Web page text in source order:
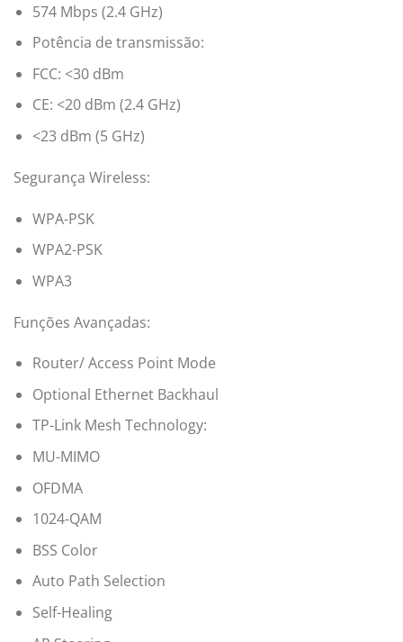
574 Mbps (2.4 GHz)
Potência de transmissão:
FCC: <30 dBm
CE: <20 dBm (2.4 GHz)
<23 dBm (5 GHz)
Segurança Wireless:
WPA-PSK
WPA2-PSK
WPA3
Funções Avançadas:
Router/ Access Point Mode
Optional Ethernet Backhaul
TP-Link Mesh Technology:
MU-MIMO
OFDMA
1024-QAM
BSS Color
Auto Path Selection
Self-Healing